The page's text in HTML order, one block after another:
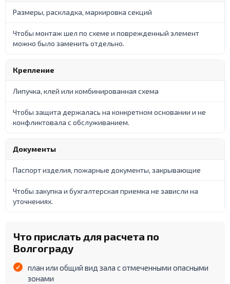
Размеры, раскладка, маркировка секций
Чтобы монтаж шел по схеме и поврежденный элемент
можно было заменить отдельно.
Крепление
Липучка, клей или комбинированная схема
Чтобы защита держалась на конкретном основании и не
конфликтовала с обслуживанием.
Документы
Паспорт изделия, пожарные документы, закрывающие
Чтобы закупка и бухгалтерская приемка не зависли на
уточнениях.
Что прислать для расчета по
Волгограду
план или общий вид зала с отмеченными опасными
зонами